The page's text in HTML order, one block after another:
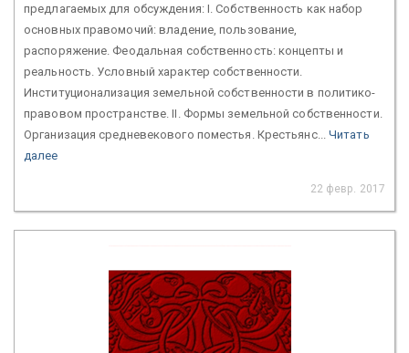
предлагаемых для обсуждения: I. Собственность как набор
основных правомочий: владение, пользование,
распоряжение. Феодальная собственность: концепты и
реальность. Условный характер собственности.
Институционализация земельной собственности в политико-
правовом пространстве. II. Формы земельной собственности.
Организация средневекового поместья. Крестьянс... Читать
далее
22 февр. 2017